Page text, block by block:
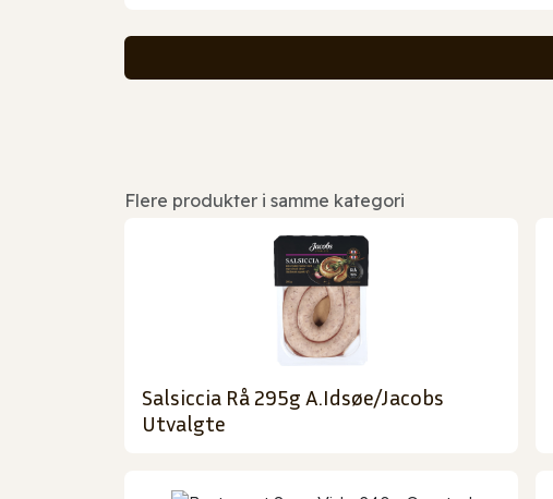
Flere produkter i samme kategori
Salsiccia Rå 295g A.Idsøe/Jacobs
Utvalgte